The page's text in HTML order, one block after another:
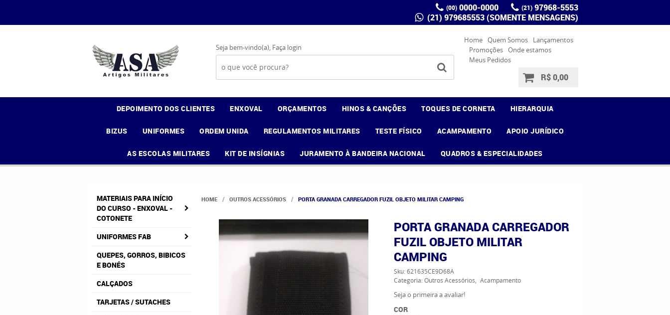
(00) 0000-0000 (21) 97968-5553
(21) 979685553 (SOMENTE MENSAGENS)
Seja bem-vindo(a), Faça login
Home Quem Somos
Lançamentos
Promoções Onde estamos
Meus Pedidos
R$ 0,00
DEPOIMENTO DOS CLIENTES ENXOVAL ORÇAMENTOS HINOS & CANÇÕES TOQUES DE CORNETA HIERARQUIA
BIZUS UNIFORMES ORDEM UNIDA REGULAMENTOS MILITARES TESTE FÍSICO ACAMPAMENTO APOIO JURÍDICO
AS ESCOLAS MILITARES KIT DE INSÍGNIAS JURAMENTO À BANDEIRA NACIONAL QUADROS & ESPECIALIDADES
MATERIAIS PARA INÍCIO
DO CURSO - ENXOVAL -
COTONETE
UNIFORMES FAB
QUEPES, GORROS, BIBICOS
E BONÉS
CALÇADOS
TARJETAS / SUTACHES
HOME OUTROS ACESSÓRIOS PORTA GRANADA CARREGADOR FUZIL OBJETO MILITAR CAMPING
PORTA GRANADA CARREGADOR
FUZIL OBJETO MILITAR
CAMPING
Sku:621635CE9D68A
Categoria: Outros Acessórios Acampamento
Seja o primeira a avaliar!
COR